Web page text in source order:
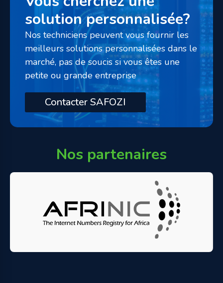
solution personnalisée?
Nos techniciens peuvent vous fournir les
meilleurs solutions personnalisées dans le
marché, pas de soucis si vous êtes une
petite ou grande entreprise
Contacter SAFOZI
Nos partenaires